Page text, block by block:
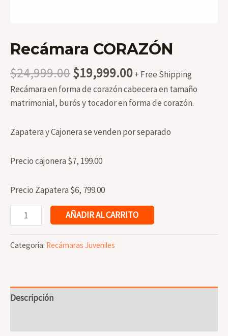
Recámara CORAZÓN
$24,999.00Original
price
was:
$19,999.00Current
price
is:
+ Free Shipping
Recámara en forma de corazón cabecera en tamaño
matrimonial, burós y tocador en forma de corazón.
Zapatera y Cajonera se venden por separado
Precio cajonera $7, 199.00
Precio Zapatera $6, 799.00
Recámara
CORAZÓN
cantidad
AÑADIR AL CARRITO
Categoría: Recámaras Juveniles
Descripción